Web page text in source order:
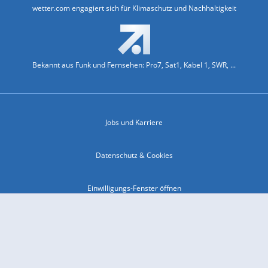
wetter.com engagiert sich für Klimaschutz und Nachhaltigkeit
Bekannt aus Funk und Fernsehen: Pro7, Sat1, Kabel 1, SWR, ...
Jobs und Karriere
Datenschutz & Cookies
Einwilligungs-Fenster öffnen